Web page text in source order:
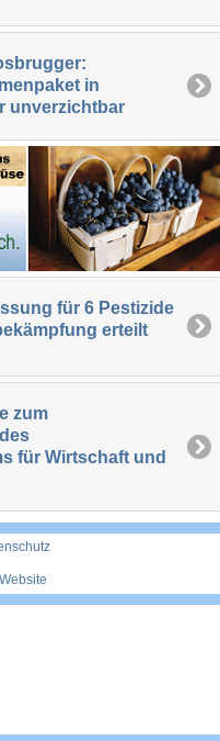
in
unverzichtbar
für 6 Pestizide
erteilt
zum
für Wirtschaft und